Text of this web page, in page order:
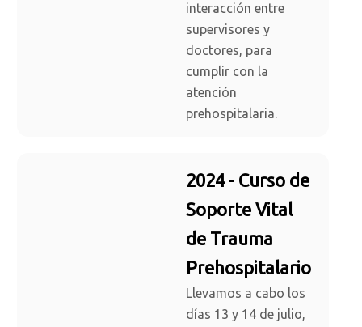
interacción entre
supervisores y
doctores, para
cumplir con la
atención
prehospitalaria.
2024 - Curso de
Soporte Vital
de Trauma
Prehospitalario
Llevamos a cabo los
días 13 y 14 de julio,